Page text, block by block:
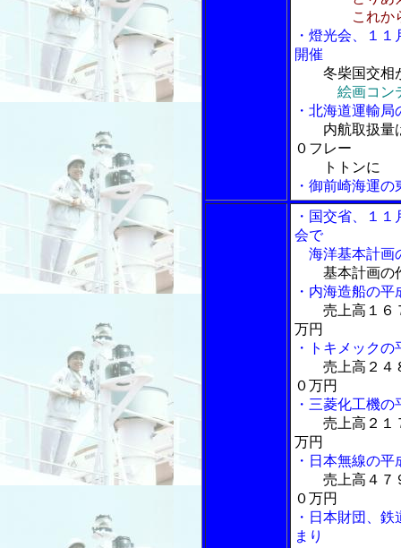
これから
・燈光会、１
開催
冬柴国交相
絵画コン
・北海道運輸
内航取扱量
０フレー
トトンに
・御前崎海運
・国交省、１
会で
海洋基本計画
基本計画の
・内海造船の
売上高１６
万円
・トキメック
売上高２４
０万円
・三菱化工機
売上高２１７
万円
・日本無線の
売上高４７
０万円
・日本財団、
まり